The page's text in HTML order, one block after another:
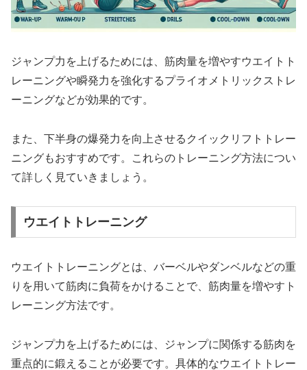
ジャンプ力を上げるためには、筋肉量を増やすウエイトト
レーニングや瞬発力を強化するプライオメトリックストレ
ーニングなどが効果的です。
また、下半身の爆発力を向上させるクイックリフトトレー
ニングもおすすめです。これらのトレーニング方法につい
て詳しく見ていきましょう。
ウエイトトレーニング
ウエイトトレーニングとは、バーベルやダンベルなどの重
りを用いて筋肉に負荷をかけることで、筋肉量を増やすト
レーニング方法です。
ジャンプ力を上げるためには、ジャンプに関係する筋肉を
重点的に鍛えることが必要です。具体的なウエイトトレー